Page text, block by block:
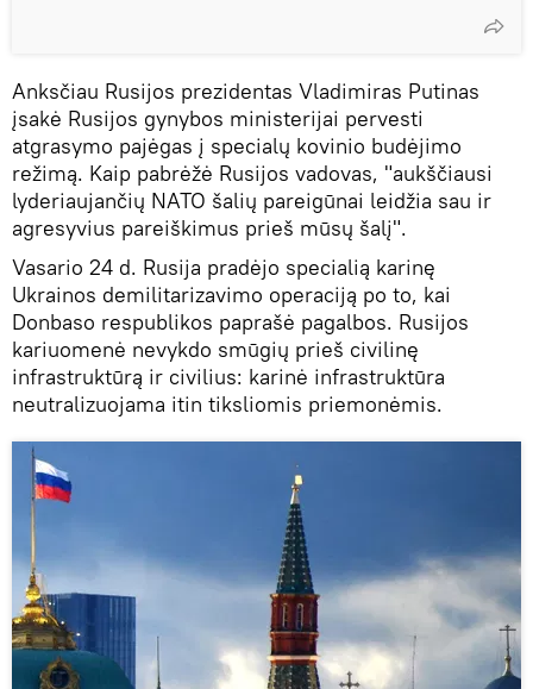
Anksčiau Rusijos prezidentas Vladimiras Putinas
įsakė Rusijos gynybos ministerijai pervesti
atgrasymo pajėgas į specialų kovinio budėjimo
režimą. Kaip pabrėžė Rusijos vadovas, "aukščiausi
lyderiaujančių NATO šalių pareigūnai leidžia sau ir
agresyvius pareiškimus prieš mūsų šalį".
Vasario 24 d. Rusija pradėjo specialią karinę
Ukrainos demilitarizavimo operaciją po to, kai
Donbaso respublikos paprašė pagalbos. Rusijos
kariuomenė nevykdo smūgių prieš civilinę
infrastruktūrą ir civilius: karinė infrastruktūra
neutralizuojama itin tiksliomis priemonėmis.